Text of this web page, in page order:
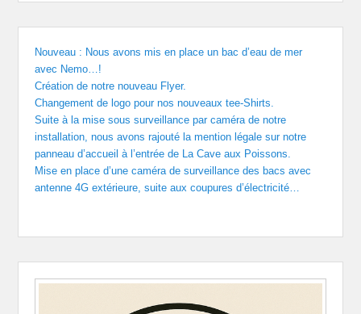
Nouveau : Nous avons mis en place un bac d’eau de mer
avec Nemo…!
Création de notre nouveau Flyer.
Changement de logo pour nos nouveaux tee-Shirts.
Suite à la mise sous surveillance par caméra de notre
installation, nous avons rajouté la mention légale sur notre
panneau d’accueil à l’entrée de La Cave aux Poissons.
Mise en place d’une caméra de surveillance des bacs avec
antenne 4G extérieure, suite aux coupures d’électricité…